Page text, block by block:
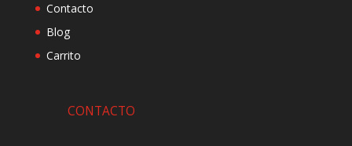
Contacto
Blog
Carrito
CONTACTO